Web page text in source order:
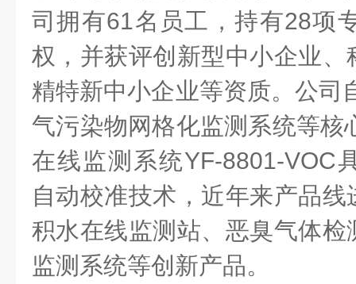
司拥有61名员工，持有28项
权，并获评创新型中小企业
精特新中小企业等资质。公司
气污染物网格化监测系统等核
在线监测系统YF-8801-VOC
自动校准技术，近年来产品
积水在线监测站、恶臭气体
监测系统等创新产品。